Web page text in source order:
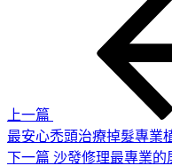
上一篇
最安心禿頭治療掉髮專業
下
下一篇 沙發修理最專業的